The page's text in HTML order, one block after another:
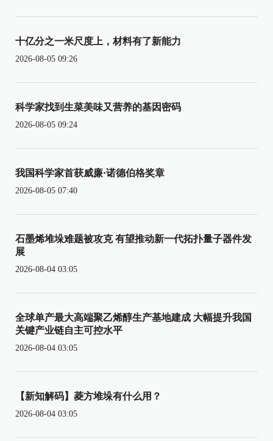
十亿分之一米尺度上，材料有了新能力
2026-08-05 09:26
科学家找到生菜美味又营养的基因密码
2026-08-05 09:24
我国科学家首获威廉·诺德伯格奖章
2026-08-05 07:40
石墨烯堆垛难题被攻克 有望推动新一代拓扑量子器件发
展
2026-08-04 03:05
全球单产最大高端聚乙烯醇生产基地建成 大幅提升我国
关键产业链自主可控水平
2026-08-04 03:05
【新知解码】菱方堆垛有什么用？
2026-08-04 03:05